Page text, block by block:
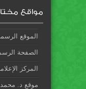
مواقع
الموقع
الصفحة
المركز
موقع د.